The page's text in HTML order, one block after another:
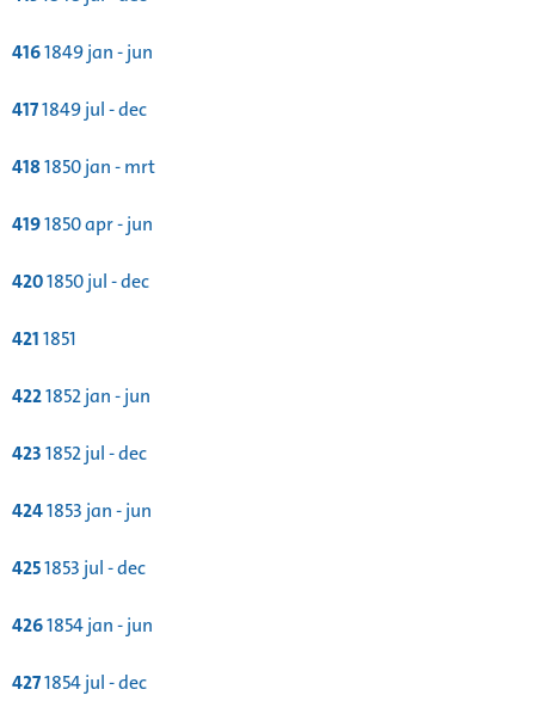
4161849 jan - jun
4171849 jul - dec
4181850 jan - mrt
4191850 apr - jun
4201850 jul - dec
4211851
4221852 jan - jun
4231852 jul - dec
4241853 jan - jun
4251853 jul - dec
4261854 jan - jun
4271854 jul - dec